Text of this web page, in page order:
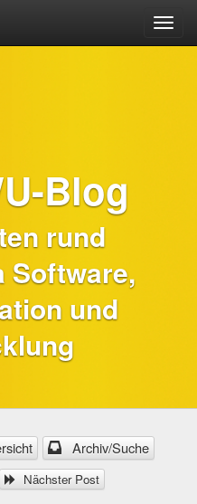
Blog
rund
Software,
und
Archiv/Suche
Nächster Post